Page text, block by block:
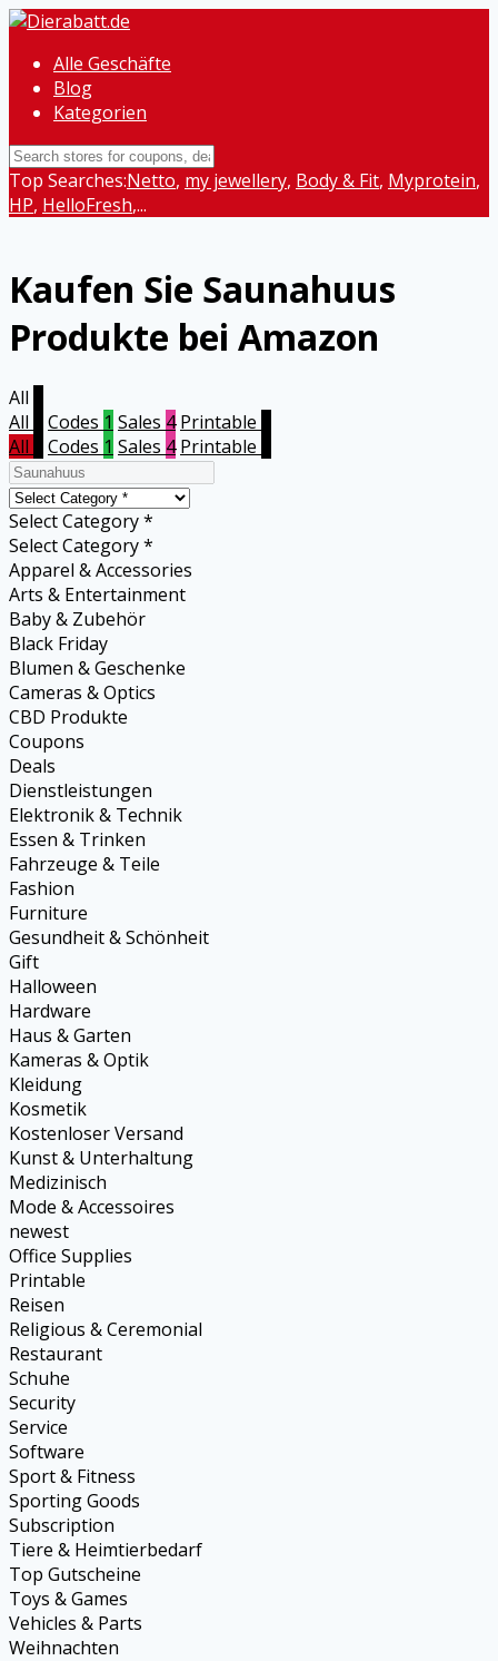
Alle Geschäfte
Blog
Kategorien
Top Searches:Netto, my jewellery, Body & Fit, Myprotein,
HP, HelloFresh,...
Kaufen Sie Saunahuus
Produkte bei Amazon
All
All
Codes 1 Sales 4 Printable
All
Codes 1 Sales 4 Printable
Select Category *
Select Category *
Apparel & Accessories
Arts & Entertainment
Baby & Zubehör
Black Friday
Blumen & Geschenke
Cameras & Optics
CBD Produkte
Coupons
Deals
Dienstleistungen
Elektronik & Technik
Essen & Trinken
Fahrzeuge & Teile
Fashion
Furniture
Gesundheit & Schönheit
Gift
Halloween
Hardware
Haus & Garten
Kameras & Optik
Kleidung
Kosmetik
Kostenloser Versand
Kunst & Unterhaltung
Medizinisch
Mode & Accessoires
newest
Office Supplies
Printable
Reisen
Religious & Ceremonial
Restaurant
Schuhe
Security
Service
Software
Sport & Fitness
Sporting Goods
Subscription
Tiere & Heimtierbedarf
Top Gutscheine
Toys & Games
Vehicles & Parts
Weihnachten